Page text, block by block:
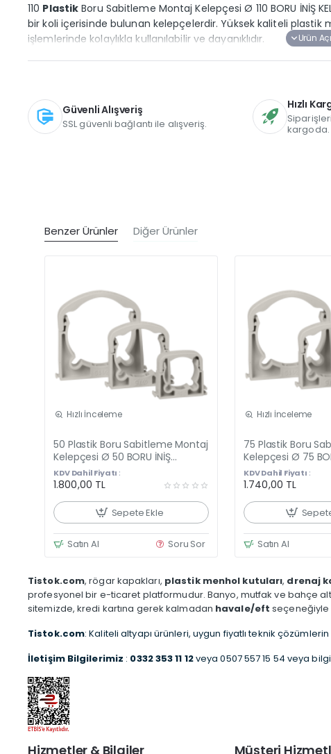
110 Plastik Boru Sabitleme Montaj Kelepçesi Ø 110 BORU İNİŞ
bir koli içerisinde bulunan kelepçelerdir. Yüksek kaliteli
işlemlerinde kolaylıkla kullanılabilir ve dayanıklıdır.
Güvenli Alışveriş
SSL güvenli bağlantı ile alışveriş.
Hızlı
kargoda.
Benzer Ürünler Diğer Ürünler
Hızlı İnceleme
Yeni Ürün
50 Plastik Boru Sabitleme Montaj
Kelepçesi Ø 50 BORU İNİŞ
KELEPÇESİ - 100 adetli 1 Koli
KDV Dahil Fiyatı :
1.800,00 TL
Sepete Ekle
Satın Al Soru Sor
Hızlı İnceleme
75 Plastik Boru
Kelepçesi Ø 75
KELEPÇESİ - 100
KDV Dahil Fiyatı :
1.740,00 TL
Satın Al
Tistok.com, rögar kapakları, plastik menhol kutuları, drenaj
profesyonel bir e-ticaret platformudur. Banyo, mutfak ve bahçe
sitemizde, kredi kartına gerek kalmadan havale/eftseçeneğiyle
Tistok.com: Kaliteli altyapı ürünleri, uygun fiyatlı teknik
İletişim Bilgilerimiz : 0332 353 11 12veya 0507 557 15 54 veya
Hizmetler & Bilgiler Müşteri